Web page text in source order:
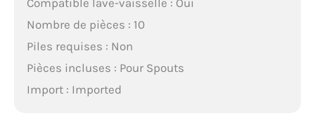
Compatible lave-vaisselle : Oui
Nombre de pièces : 10
Piles requises : Non
Pièces incluses : Pour Spouts
Import : Imported